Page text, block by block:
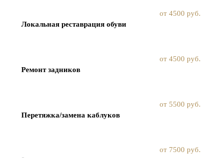
Локальная реставрация обуви
от 4500 руб.
Ремонт задников
от 4500 руб.
Перетяжка/замена каблуков
от 5500 руб.
от 7500 руб.